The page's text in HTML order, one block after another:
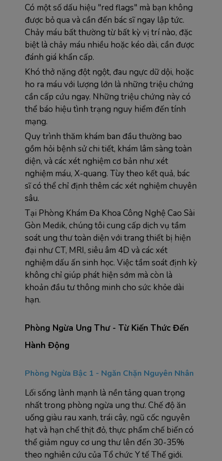
Có một số dấu hiệu "red flags" mà bạn không
được bỏ qua và cần đến bác sĩ ngay lập tức.
Chảy máu bất thường từ bất kỳ vị trí nào, đặc
biệt là chảy máu nhiều hoặc kéo dài, cần được
đánh giá khẩn cấp.
Khó thở nặng đột ngột, đau ngực dữ dội, hoặc
ho ra máu với lượng lớn là những triệu chứng
cần cấp cứu ngay. Những triệu chứng này có
thể báo hiệu tình trạng nguy hiểm đến tính
mạng.
Quy trình thăm khám ban đầu thường bao
gồm hỏi bệnh sử chi tiết, khám lâm sàng toàn
diện, và các xét nghiệm cơ bản như xét
nghiệm máu, X-quang. Tùy theo kết quả, bác
sĩ có thể chỉ định thêm các xét nghiệm chuyên
sâu.
Tại Phòng Khám Đa Khoa Công Nghệ Cao Sài
Gòn Medik, chúng tôi cung cấp dịch vụ tầm
soát ung thư toàn diện với trang thiết bị hiện
đại như CT, MRI, siêu âm 4D và các xét
nghiệm dấu ấn sinh học. Việc tầm soát định kỳ
không chỉ giúp phát hiện sớm mà còn là
khoản đầu tư thông minh cho sức khỏe dài
hạn.
Phòng Ngừa Ung Thư - Từ Kiến Thức Đến
Hành Động
Phòng Ngừa Bậc 1 - Ngăn Chặn Nguyên Nhân
Lối sống lành mạnh là nền tảng quan trọng
nhất trong phòng ngừa ung thư. Chế độ ăn
uống giàu rau xanh, trái cây, ngũ cốc nguyên
hạt và hạn chế thịt đỏ, thực phẩm chế biến có
thể giảm nguy cơ ung thư lên đến 30-35%
theo nghiên cứu của Tổ chức Y tế Thế giới.